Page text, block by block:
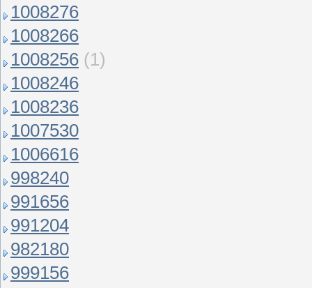
1008276
1008266
1008256 (1)
1008246
1008236
1007530
1006616
998240
991656
991204
982180
999156